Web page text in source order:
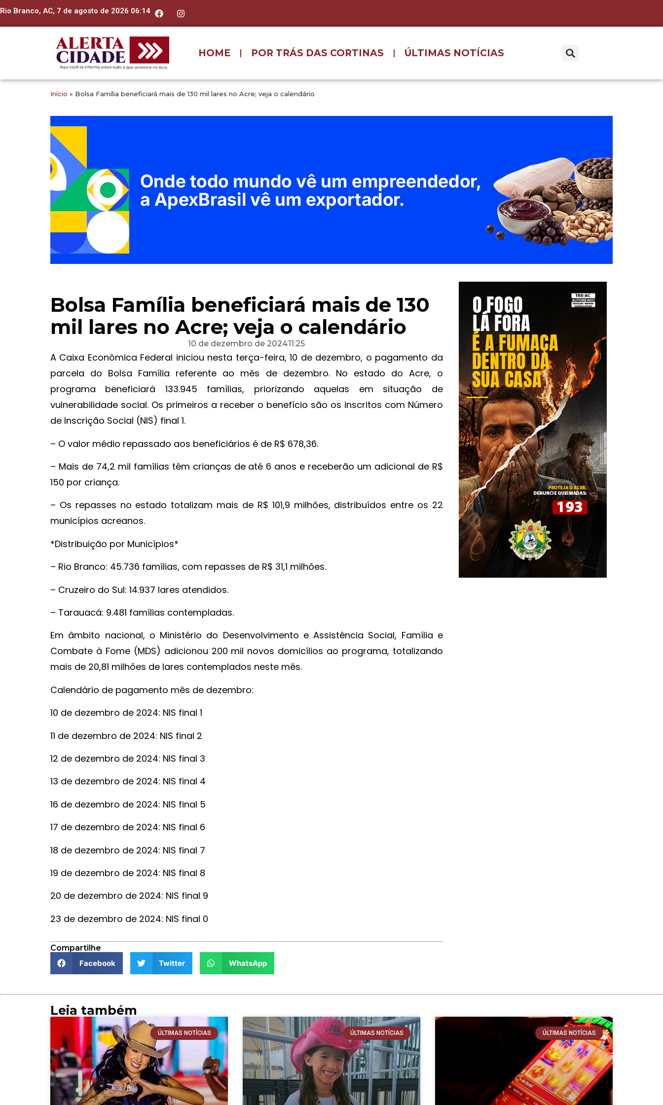
Rio Branco, AC, 7 de agosto de 2026 06:14
HOME POR TRÁS DAS CORTINAS ÚLTIMAS NOTÍCIAS
Início » Bolsa Família beneficiará mais de 130 mil lares no Acre; veja o calendário
Bolsa Família beneficiará mais de 130
mil lares no Acre; veja o calendário
10 de dezembro de 202411:25
A Caixa Econômica Federal iniciou nesta terça-feira, 10 de dezembro, o pagamento da
parcela do Bolsa Família referente ao mês de dezembro. No estado do Acre, o
programa beneficiará 133.945 famílias, priorizando aquelas em situação de
vulnerabilidade social. Os primeiros a receber o benefício são os inscritos com Número
de Inscrição Social (NIS) final 1.
– O valor médio repassado aos beneficiários é de R$ 678,36.
– Mais de 74,2 mil famílias têm crianças de até 6 anos e receberão um adicional de R$
150 por criança.
– Os repasses no estado totalizam mais de R$ 101,9 milhões, distribuídos entre os 22
municípios acreanos.
*Distribuição por Municípios*
– Rio Branco: 45.736 famílias, com repasses de R$ 31,1 milhões.
– Cruzeiro do Sul: 14.937 lares atendidos.
– Tarauacá: 9.481 famílias contempladas.
Em âmbito nacional, o Ministério do Desenvolvimento e Assistência Social, Família e
Combate à Fome (MDS) adicionou 200 mil novos domicílios ao programa, totalizando
mais de 20,81 milhões de lares contemplados neste mês.
Calendário de pagamento mês de dezembro:
10 de dezembro de 2024: NIS final 1
11 de dezembro de 2024: NIS final 2
12 de dezembro de 2024: NIS final 3
13 de dezembro de 2024: NIS final 4
16 de dezembro de 2024: NIS final 5
17 de dezembro de 2024: NIS final 6
18 de dezembro de 2024: NIS final 7
19 de dezembro de 2024: NIS final 8
20 de dezembro de 2024: NIS final 9
23 de dezembro de 2024: NIS final 0
Compartilhe
Facebook
Twitter WhatsApp
Leia também
ÚLTIMAS NOTÍCIAS ÚLTIMAS NOTÍCIAS ÚLTIMAS NOTÍCIAS